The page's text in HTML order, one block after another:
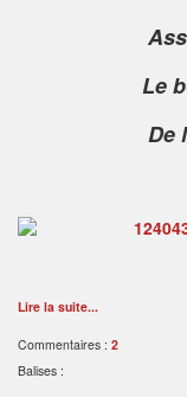
Le
De
Lire la suite...
Commentaires : 2
Balises :